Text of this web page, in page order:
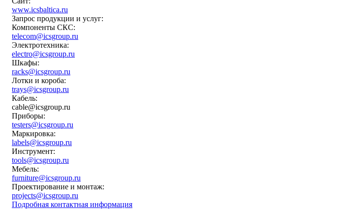
www.icsbaltica.ru
Запрос продукции и услуг:
Компоненты СКС:
telecom@icsgroup.ru
Электротехника:
electro@icsgroup.ru
Шкафы:
racks@icsgroup.ru
Лотки и короба:
trays@icsgroup.ru
Кабель:
cable@icsgroup.ru
Приборы:
testers@icsgroup.ru
Маркировка:
labels@icsgroup.ru
Инструмент:
tools@icsgroup.ru
Мебель:
furniture@icsgroup.ru
Проектирование и монтаж:
projects@icsgroup.ru
Подробная контактная информация